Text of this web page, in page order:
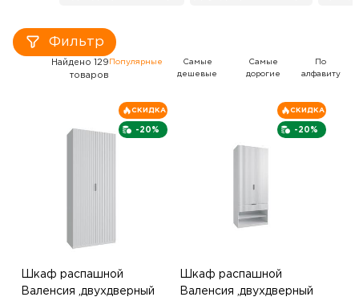
Фильтр
Найдено 129
товаров
Популярные
Самые
дешевые
Самые
дорогие
По
алфавиту
-20%
СКИДКА
Шкаф распашной
Валенсия ,двухдверный
-20%
СКИДКА
Шкаф распашной
Валенсия ,двухдверный